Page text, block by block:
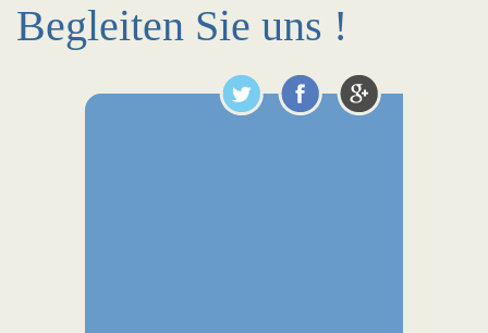
Begleiten Sie uns !